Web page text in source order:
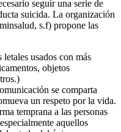
seguir una serie de
suicida. La organización
s.f) propone las
usados con más
objetos
se comparta
un respeto por la vida.
temprana a las personas
aquellos